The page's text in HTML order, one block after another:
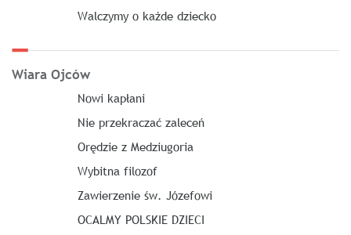
Walczymy o każde dziecko
Wiara Ojców
Nowi kapłani
Nie przekraczać zaleceń
Orędzie z Medziugoria
Wybitna filozof
Zawierzenie św. Józefowi
OCALMY POLSKIE DZIECI